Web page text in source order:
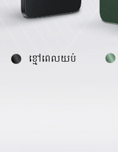
ខ្មៅពេលយប់